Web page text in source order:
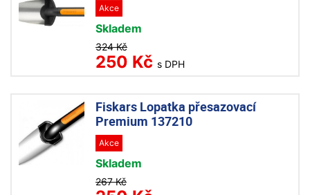
Akce
Skladem
324 Kč
250 Kč s DPH
Fiskars Lopatka přesazovací
Premium 137210
Akce
Skladem
267 Kč